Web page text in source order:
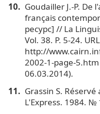
Goudailler J.-P.
français
ресурс] // La
Vol. 38. P. 5-24.
http://
2002-1-page-
06.03.2014).
Grassin S.
L'Express. 1984. №